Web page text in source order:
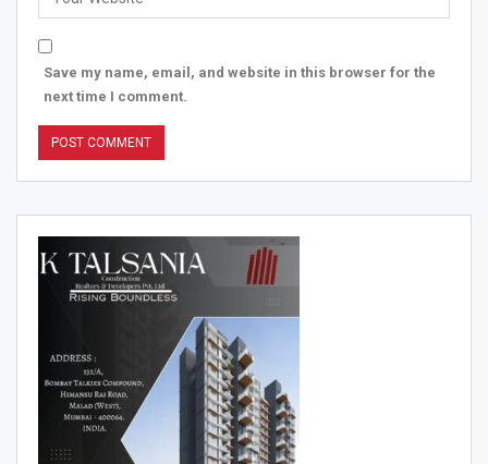
Save my name, email, and website in this browser for the
next time I comment.